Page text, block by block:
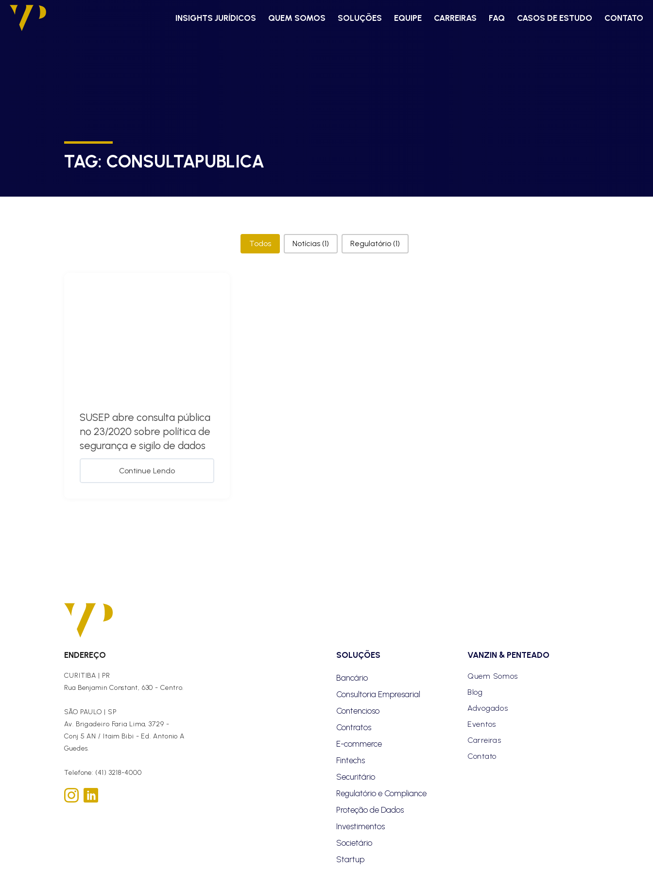
INSIGHTS JURÍDICOS QUEM SOMOS SOLUÇÕES EQUIPE CARREIRAS FAQ CASOS DE ESTUDO CONTATO
TAG: CONSULTAPUBLICA
Categorias
Todos Notícias (1) Regulatório (1)
SUSEP abre consulta pública
nº 23/2020 sobre política de
segurança e sigilo de dados
Continue Lendo
ENDEREÇO
CURITIBA | PR
Rua Benjamin Constant, 630 - Centro.
SÃO PAULO | SP
Av. Brigadeiro Faria Lima, 3729 -
Conj 5 AN / Itaim Bibi - Ed. Antonio A
Guedes.
Telefone: (41) 3218-4000
SOLUÇÕES
Bancário
Consultoria Empresarial
Contencioso
Contratos
E-commerce
Fintechs
Securitário
Regulatório e Compliance
Proteção de Dados
Investimentos
Societário
Startup
VANZIN & PENTEADO
Quem Somos
Blog
Advogados
Eventos
Carreiras
Contato